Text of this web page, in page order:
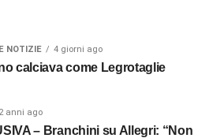
NOTIZIE 4 giorni ago
calciava come Legrotaglie
2 anni ago
– Branchini su Allegri: “Non